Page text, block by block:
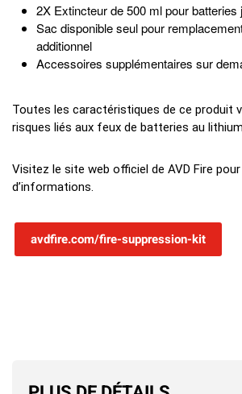
2X Extincteur de 500 ml pour batteries
Sac disponible seul pour
additionnel
Accessoires supplémentaires sur
Toutes les caractéristiques de ce produit
risques liés aux feux de batteries au
Visitez le site web officiel de AVD Fire
d’informations.
avdfire.com/fire-suppression-kit